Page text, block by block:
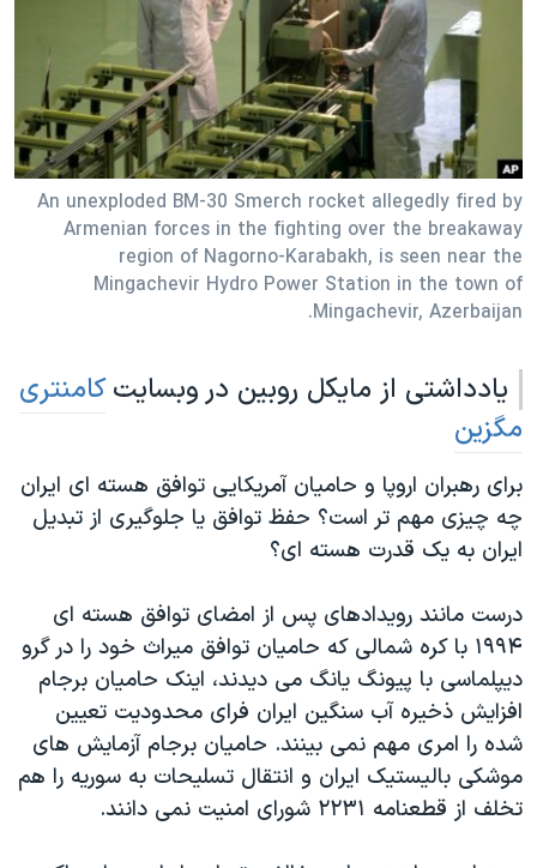
فرهنگ و زندگی
حقوق شهروندی
اقتصادی
علم و فناوری
اسرائیل در جنگ
گالری عکس
آرشیو پخش زنده
مستندها
انتخابات ریاست جمهوری آمریکا ۲۰۲۴
حمله جمهوری اسلامی به اسرائیل
رمز مهسا
ورزش زنان در ایران
اعتراضات زن، زندگی، آزادی
مجموعه مستندهای دادخواهی
تریبونال مردمی آبان ۹۸
چهل سال گروگان‌گیری
اعتراضات مردمی آبان ۹۸
اسرائیل در جنگ
همایش محافظه‌کاران آمریکا «سی‌پک»
صفحه‌های ویژه
سفر پرزیدنت ترامپ به چین
دنبال کنید
زبانهای مختلف
An unexploded BM-30 Smerch rocket allegedly fired by
Armenian forces in the fighting over the breakaway
region of Nagorno-Karabakh, is seen near the
Mingachevir Hydro Power Station in the town of
Mingachevir, Azerbaijan.
یادداشتی از مایکل روبین در وبسایتکامنتری
مگزین
برای رهبران اروپا و حامیان آمریکایی توافق هسته ای ایران
چه چیزی مهم تر است؟ حفظ توافق یا جلوگیری از تبدیل
ایران به یک قدرت هسته ای؟
درست مانند رویدادهای پس از امضای توافق هسته ای
۱۹۹۴ با کره شمالی که حامیان توافق میراث خود را در گرو
دیپلماسی با پیونگ یانگ می دیدند، اینک حامیان برجام
افزایش ذخیره آب سنگین ایران فرای محدودیت تعیین
شده را امری مهم نمی بینند. حامیان برجام آزمایش های
موشکی بالیستیک ایران و انتقال تسلیحات به سوریه را هم
تخلف از قطعنامه ۲۲۳۱ شورای امنیت نمی دانند.